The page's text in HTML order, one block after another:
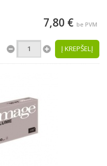
7,80 € be PVM
Į KREPŠELĮ